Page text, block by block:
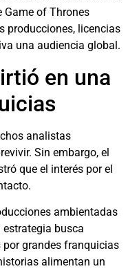
Game of Thrones
producciones, licencias
una audiencia global.
en una
analistas
Sin embargo, el
que el interés por el
ambientadas
estrategia busca
grandes franquicias
alimentan un